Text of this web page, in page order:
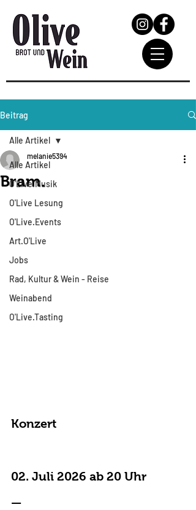
Beitrag
Alle Artikel
O'Live.Musik
O'Live Lesung
O'Live.Events
Art.O'Live
Jobs
Rad, Kultur & Wein - Reise
Weinabend
O'Live.Tasting
Alle Artikel
Bram.
melanie5394
Konzert
02. Juli 2026 ab 20 Uhr
—